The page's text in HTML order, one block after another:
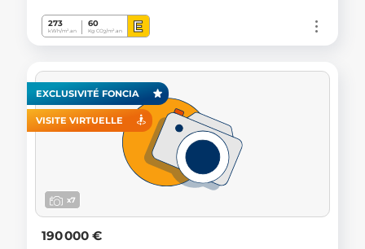
273
kWh/m².an
60
Kg CO2/m².an E
EXCLUSIVITÉ FONCIA
VISITE VIRTUELLE
x7
190 000 €